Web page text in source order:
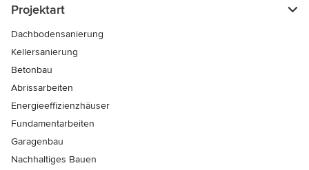
Projektart
Dachbodensanierung
Kellersanierung
Betonbau
Abrissarbeiten
Energieeffizienzhäuser
Fundamentarbeiten
Garagenbau
Nachhaltiges Bauen